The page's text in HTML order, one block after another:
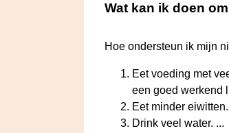
Wat kan ik doen
Hoe ondersteun ik mijn
Eet voeding met
een goed werkend
Eet minder
Drink veel water. ...